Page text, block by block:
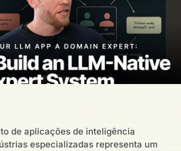
de aplicações de inteligência
especializadas representa um